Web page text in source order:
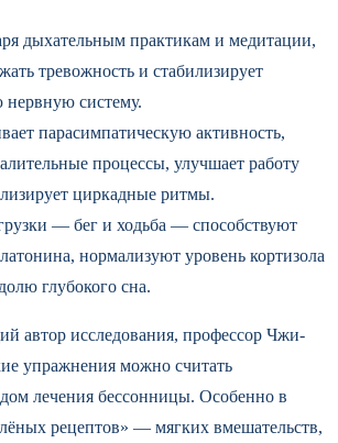
дыхательным практикам и медитации,
тревожность и стабилизирует
нервную систему.
парасимпатическую активность,
процессы, улучшает работу
циркадные ритмы.
— бег и ходьба — способствуют
нормализуют уровень кортизола
глубокого сна.
автор исследования, профессор Чжи-
упражнения можно считать
лечения бессонницы. Особенно в
рецептов» — мягких вмешательств,